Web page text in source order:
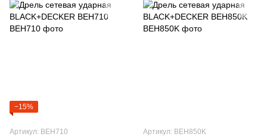
−15%
Артикул: BEH710 Артикул: BEH850K